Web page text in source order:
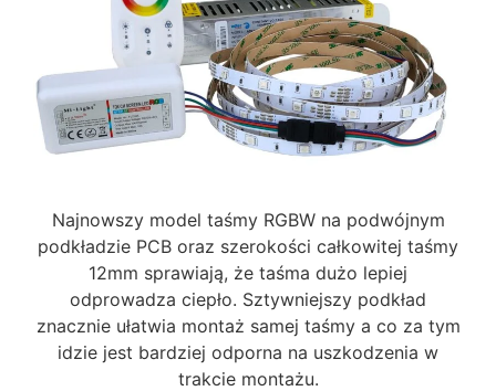
Najnowszy model taśmy RGBW na podwójnym
podkładzie PCB oraz szerokości całkowitej taśmy
12mm sprawiają, że taśma dużo lepiej
odprowadza ciepło. Sztywniejszy podkład
znacznie ułatwia montaż samej taśmy a co za tym
idzie jest bardziej odporna na uszkodzenia w
trakcie montażu.